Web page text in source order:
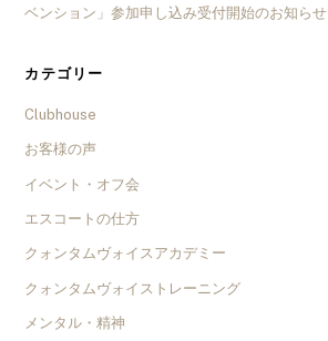
ベンション」参加申し込み受付開始のお知らせ
カテゴリー
Clubhouse
お客様の声
イベント・オフ会
エスコートの仕方
クォンタムヴォイスアカデミー
クォンタムヴォイストレーニング
メンタル・精神